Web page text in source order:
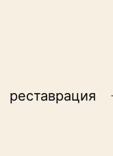
реставрация